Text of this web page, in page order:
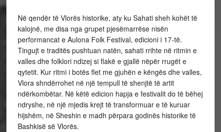
Në qendër të Vlorës historike, aty ku Sahati sheh kohët të
kalojnë, me disa nga grupet pjesëmarrëse nisën
performancat e Aulona Folk Festival, edicioni i 17-të.
Tingujt e traditës pushtuan natën, sahati rrihte në ritmin e
valles dhe folklori ndizej si flakë e gjallë nëpër rrugët e
qytetit. Kur ritmi i botës flet me gjuhën e këngës dhe valles,
Vlora shndërrohet në një tempull të shenjtë të artit
ndërkombëtar. Në këtë edicion hapja e festivalit do të bëhej
ndryshe, në një mjedis krejt të transformuar e të kuruar
hijshëm, në Sheshin e madh përpara godinës historike të
Bashkisë së Vlorës.